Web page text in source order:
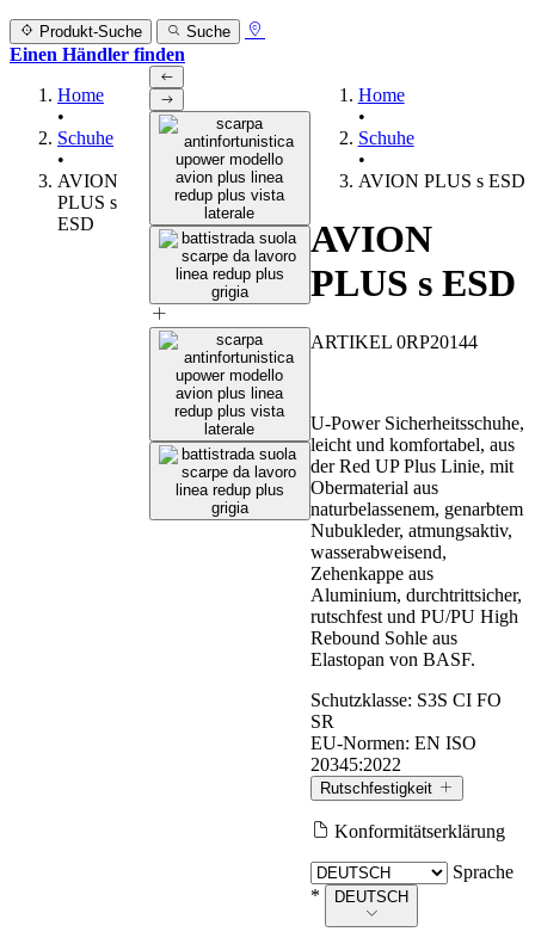
Produkt-Suche Suche
Einen Händler finden
Home
•
Schuhe
•
AVION
PLUS s
ESD
Home
•
Schuhe
•
AVION PLUS s ESD
AVION
PLUS s ESD
ARTIKEL 0RP20144
U-Power Sicherheitsschuhe,
leicht und komfortabel, aus
der Red UP Plus Linie, mit
Obermaterial aus
naturbelassenem, genarbtem
Nubukleder, atmungsaktiv,
wasserabweisend,
Zehenkappe aus
Aluminium, durchtrittsicher,
rutschfest und PU/PU High
Rebound Sohle aus
Elastopan von BASF.
Schutzklasse: S3S CI FO
SR
EU-Normen: EN ISO
20345:2022
Rutschfestigkeit
Konformitätserklärung
Sprache
*
DEUTSCH